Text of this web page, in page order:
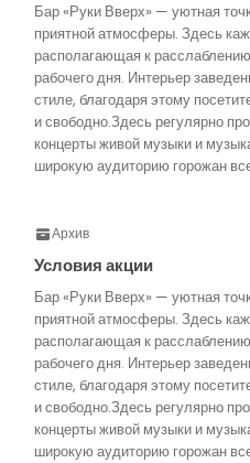
Бар «Руки Вверх» — уютная
приятной атмосферы. Здесь
располагающая к
рабочего дня. Интерьер
стиле, благодаря этому
и свободно.Здесь регулярно
концерты живой музыки и
широкую аудиторию горожан
Архив
Условия акции
Бар «Руки Вверх» — уютная
приятной атмосферы. Здесь
располагающая к
рабочего дня. Интерьер
стиле, благодаря этому
и свободно.Здесь регулярно
концерты живой музыки и
широкую аудиторию горожан